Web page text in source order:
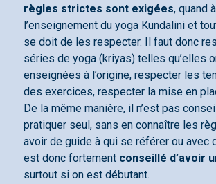
règles strictes sont exigées, quand à
l’enseignement du yoga Kundalini et
se doit de les respecter. Il faut donc
séries de yoga (kriyas) telles qu’elles
enseignées à l’origine, respecter les
des exercices, respecter la mise en
De la même manière, il n’est pas
pratiquer seul, sans en connaître les
avoir de guide à qui se référer ou avec
est donc fortement conseillé d’avoir
surtout si on est débutant.